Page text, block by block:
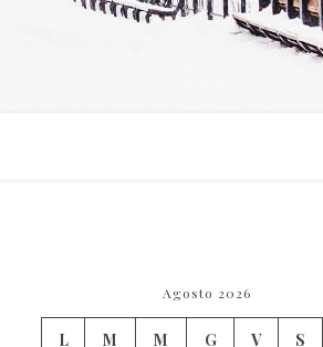
Agosto 2026
L M M G V S